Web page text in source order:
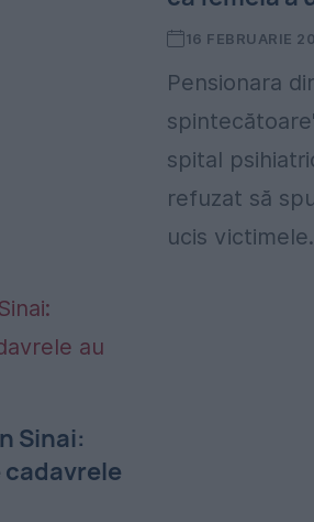
16 FEBRUARIE
Pensionara
spital
refuzat să
ucis
Sinai: